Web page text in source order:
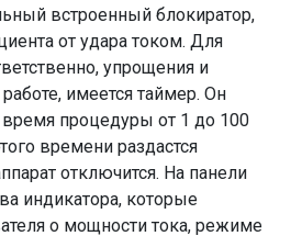
встроенный блокиратор,
от удара током. Для
упрощения и
имеется таймер. Он
время процедуры от 1 до 100
времени раздастся
отключится. На панели
индикатора, которые
о мощности тока, режиме